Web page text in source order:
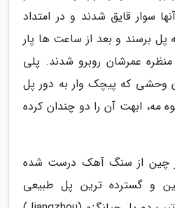
سوار قایق شدند و در امتداد
پل برسند و بعد از ساعت ها پار
عمرشان روبرو شدند. پلی
وحشی که پیچک وار به دور پل
مه، ابهت آن را دو چندان کرده
چین از سنگ آهک درست شده
و گسترده ترین پل طبیعی